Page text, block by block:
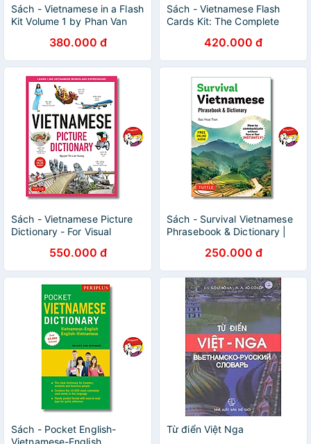
Sách - Vietnamese in a Flash
Kit Volume 1 by Phan Van
Tiếng Việt380.000 đ
Sách - Vietnamese Flash
Cards Kit: The Complete
học Tiếng Việt420.000 đ
Sách - Vietnamese Picture
Dictionary - For Visual
Tiếng Việt / Bìa cứng
550.000 đ
Sách - Survival Vietnamese
Phrasebook & Dictionary |
bỏ túi / Nhập khẩu
250.000 đ
Sách - Pocket English-
Vietnamese-English
Từ điển Việt Nga